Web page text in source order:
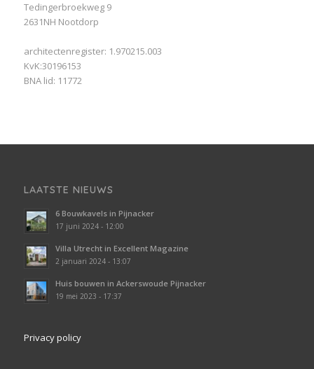
Tedingerbroekweg 9
2631NH Nootdorp
architectenregister: 1.970215.003
KvK:30196153
BNA lid: 11772
LAATSTE NIEUWS
6 Bouwkavels in Pijnacker
17 juni 2024 - 12:00
Villa Utrecht in Excellent Magazine
2 januari 2024 - 13:07
Huis bouwen in Ackerswoude Pijnacker
19 mei 2023 - 17:37
Privacy policy